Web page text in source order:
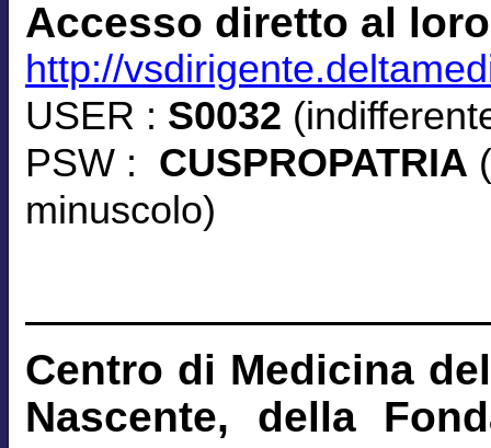
Accesso diretto al
http://
USER : S0032
PSW : CUSPROPATRIA
minuscolo)
Centro di Medicina
Nascente, della